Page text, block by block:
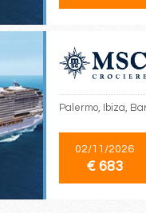
Palermo, Ibiza,
02/11/2026
€ 683